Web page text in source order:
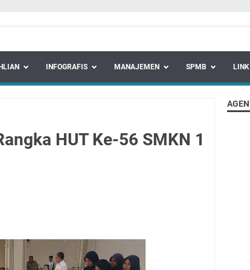
INFOGRAFIS MANAJEMEN SPMB LINK
HUT Ke-56 SMKN 1